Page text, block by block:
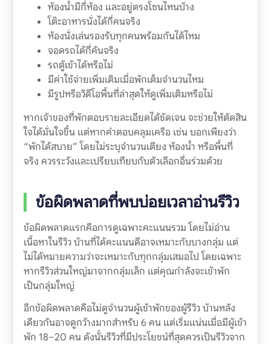
ห้องน้ำมีกี่ห้อง และอยู่ตรงโซนไหนบ้าง
โต๊ะอาหารนั่งได้กี่คนจริง
ห้องนั่งเล่นรองรับทุกคนพร้อมกันได้ไหม
จอดรถได้กี่คันจริง
รถตู้เข้าได้หรือไม่
มีค่าใช้จ่ายเพิ่มเติมเมื่อพักเต็มจำนวนไหม
มีรูปหรือวิดีโอพื้นที่ล่าสุดให้ดูเพิ่มเติมหรือไม่
หากเจ้าของที่พักตอบรายละเอียดได้ชัดเจน จะช่วยให้ตัดสิน
ใจได้มั่นใจขึ้น แต่หากคำตอบคลุมเครือ เช่น บอกเพียงว่า
“พักได้สบาย” โดยไม่ระบุจำนวนเตียง ห้องน้ำ หรือพื้นที่
จริง ควรระวังและเปรียบเทียบกับตัวเลือกอื่นร่วมด้วย
ข้อผิดพลาดที่พบบ่อยเวลาอ่านรีวิว
ข้อผิดพลาดแรกคือการดูเฉพาะคะแนนรวม โดยไม่อ่าน
เนื้อหาในรีวิว บ้านที่ได้คะแนนดีอาจเหมาะกับบางกลุ่ม แต่
ไม่ได้หมายความว่าจะเหมาะกับทุกกลุ่มเสมอไป โดยเฉพาะ
หากรีวิวส่วนใหญ่มาจากกลุ่มเล็ก แต่คุณกำลังจะเข้าพัก
เป็นกลุ่มใหญ่
อีกข้อผิดพลาดคือไม่ดูจำนวนผู้เข้าพักของผู้รีวิว บ้านหลัง
เดียวกันอาจดูกว้างมากสำหรับ 6 คน แต่เริ่มแน่นเมื่อมีผู้เข้า
พัก 18–20 คน ดังนั้นรีวิวที่มีประโยชน์ที่สุดควรเป็นรีวิวจาก